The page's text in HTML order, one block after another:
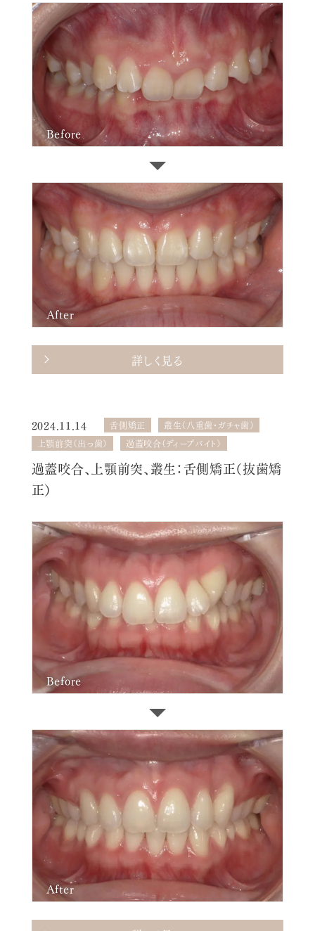
Before
After
詳しく見る
2024.11.14 舌側矯正
叢生（八重歯・ガチャ歯）
上顎前突（出っ歯）
過蓋咬合（ディープバイト）
過蓋咬合、上顎前突、叢生：舌側矯正（抜歯矯
正）
Before
After